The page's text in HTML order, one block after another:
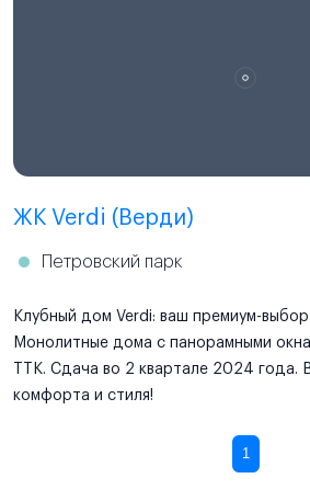
ЖК Verdi (Верди)
Петровский парк
Клубный дом Verdi: ваш премиум-
Монолитные дома с панорамными
ТТК. Сдача во 2 квартале 2024 года.
комфорта и стиля!
1